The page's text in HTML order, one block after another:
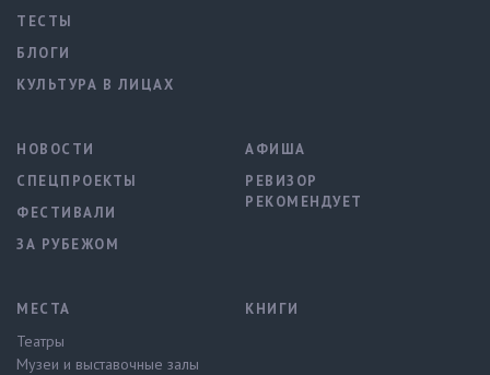
ТЕСТЫ
БЛОГИ
КУЛЬТУРА В ЛИЦАХ
НОВОСТИ
СПЕЦПРОЕКТЫ
ФЕСТИВАЛИ
ЗА РУБЕЖОМ
АФИША
РЕВИЗОР
РЕКОМЕНДУЕТ
МЕСТА
Театры
Музеи и выставочные залы
КНИГИ